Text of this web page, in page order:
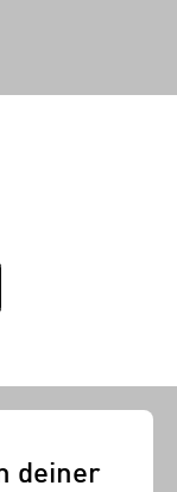
deiner